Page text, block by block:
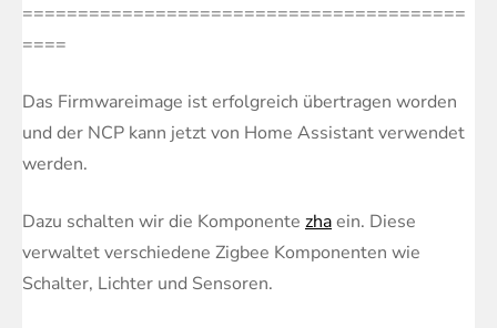
========================================
====
Das Firmwareimage ist erfolgreich übertragen worden
und der NCP kann jetzt von Home Assistant verwendet
werden.
Dazu schalten wir die Komponente zhaein. Diese
verwaltet verschiedene Zigbee Komponenten wie
Schalter, Lichter und Sensoren.